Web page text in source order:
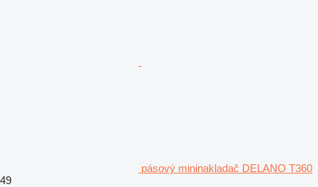
pásový mininakladač DELANO T360
49